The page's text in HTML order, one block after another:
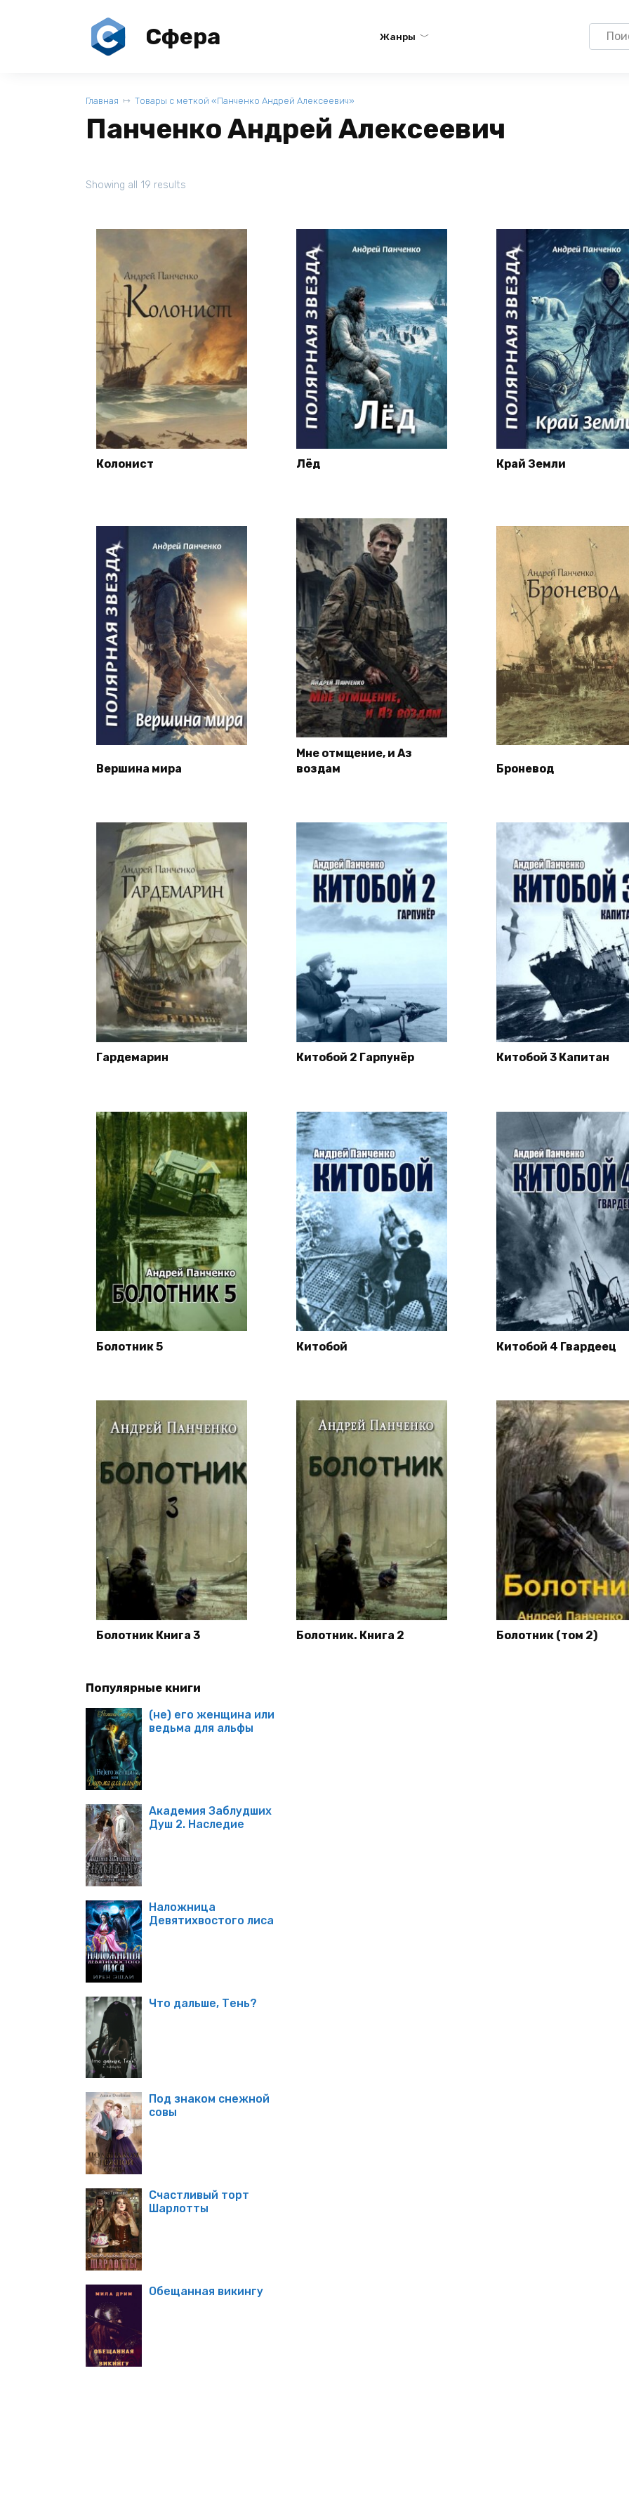
Сфера Жанры
Search
for:
Главная Товары с меткой «Панченко Андрей Алексеевич»
Панченко Андрей Алексеевич
Showing all 19 results
Колонист Лёд Край Земли
Вершина мира
Мне отмщение, и Аз
воздам
Броневод
Гардемарин Китобой 2 Гарпунёр Китобой 3 Капитан
Болотник 5 Китобой Китобой 4 Гвардеец
Болотник Книга 3 Болотник. Книга 2 Болотник (том 2)
Популярные книги
(не) его женщина или
ведьма для альфы
Академия Заблудших
Душ 2. Наследие
Наложница
Девятихвостого лиса
Что дальше, Тень?
Под знаком снежной
совы
Счастливый торт
Шарлотты
Обещанная викингу